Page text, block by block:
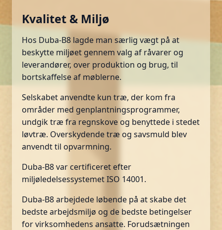
Kvalitet & Miljø
Hos Duba-B8 lagde man særlig vægt på at
beskytte miljøet gennem valg af råvarer og
leverandører, over produktion og brug, til
bortskaffelse af møblerne.
Selskabet anvendte kun træ, der kom fra
områder med genplantningsprogrammer,
undgik træ fra regnskove og benyttede i stedet
løvtræ. Overskydende træ og savsmuld blev
anvendt til opvarmning.
Duba-B8 var certificeret efter
miljøledelsessystemet ISO 14001.
Duba-B8 arbejdede løbende på at skabe det
bedste arbejdsmiljø og de bedste betingelser
for virksomhedens ansatte. Forudsætningen